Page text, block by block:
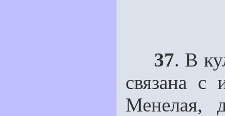
37. В
связана с
Менелая,